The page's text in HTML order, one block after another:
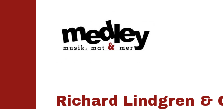
Richard Lindgren &